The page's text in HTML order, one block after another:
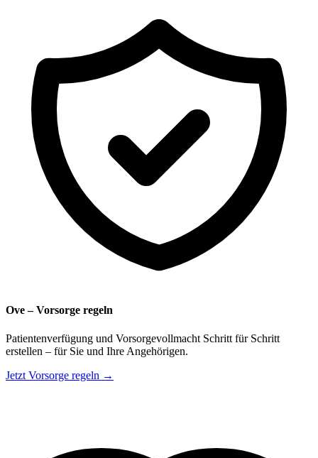
Ove – Vorsorge regeln
Patientenverfügung und Vorsorgevollmacht Schritt für Schritt
erstellen – für Sie und Ihre Angehörigen.
Jetzt Vorsorge regeln →